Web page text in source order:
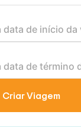
Criar Viagem